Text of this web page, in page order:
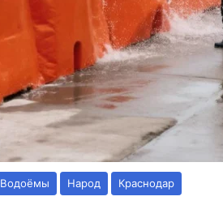
Водоёмы Народ Краснодар